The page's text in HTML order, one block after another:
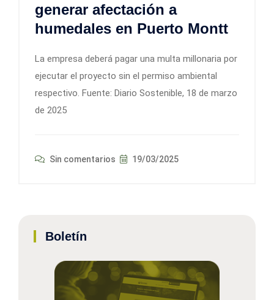
generar afectación a
humedales en Puerto Montt
La empresa deberá pagar una multa millonaria por
ejecutar el proyecto sin el permiso ambiental
respectivo. Fuente: Diario Sostenible, 18 de marzo
de 2025
Sin comentarios 19/03/2025
Boletín